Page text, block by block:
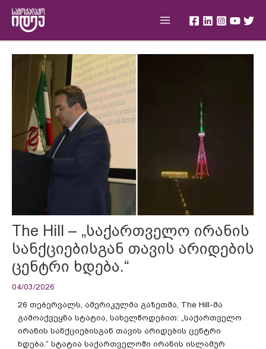
content
The Hill – „საქართველო ირანის
სანქციებისგან თავის არიდების
ცენტრი ხდება.“
04/03/2026
26 თებერვალს, ამერიკულმა გაზეთმა, The Hill-მა
გამოაქვეყნა სტატია, სახელწოდებით: „საქართველო
ირანის სანქციებისგან თავის არიდების ცენტრი
ხდება.“ სტატია საქართველოში ირანის ისლამურ
navigation